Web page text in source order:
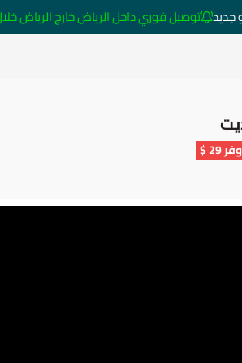
توصيل فوري داخل الرياض خارج الرياض خلال 3 أيام 🚚
رومانس
وفر29 $